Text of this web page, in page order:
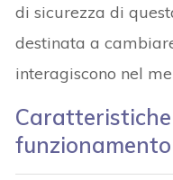
di sicurezza di
destinata a
interagiscono nel
funzionamento